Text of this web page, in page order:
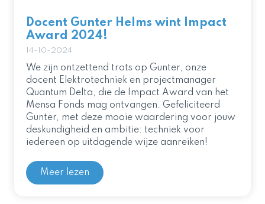
Docent Gunter Helms wint Impact
Award 2024!
14-10-2024
We zijn ontzettend trots op Gunter, onze
docent Elektrotechniek en projectmanager
Quantum Delta, die de Impact Award van het
Mensa Fonds mag ontvangen. Gefeliciteerd
Gunter, met deze mooie waardering voor jouw
deskundigheid en ambitie: techniek voor
iedereen op uitdagende wijze aanreiken!
Meer lezen